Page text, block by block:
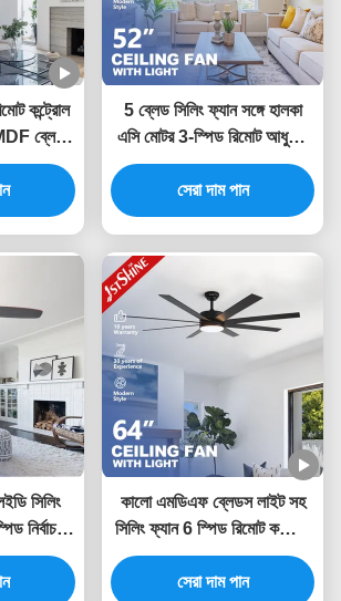
কন্ট্রোল
ব্লেড
5 ব্লেড সিলিং ফ্যান সঙ্গে হালকা
এসি মোটর 3-স্পিড রিমোট আধুনিক
LED সিলিং ফ্যান
সেরা দাম পান
সিলিং
নির্বাচন
সহ
কালো এমডিএফ ব্লেডস লাইট সহ
সিলিং ফ্যান 6 স্পিড রিমোট কন্ট্রোল
অ্যাপ কন্ট্রোল
সেরা দাম পান